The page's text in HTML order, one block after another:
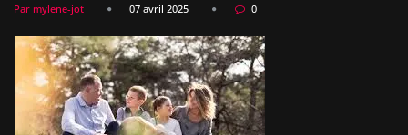
Par mylene-jot 07 avril 2025 0